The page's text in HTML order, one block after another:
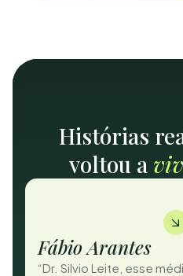
Histórias
voltou a
Fábio Arantes
“Dr. Silvio Leite, esse